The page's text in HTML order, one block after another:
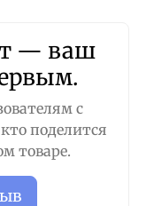
— ваш
с
поделится
товаре.